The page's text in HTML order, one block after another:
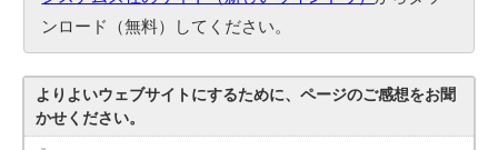
ンロード（無料）してください。
よりよいウェブサイトにするために、ページのご感想をお聞
かせください。